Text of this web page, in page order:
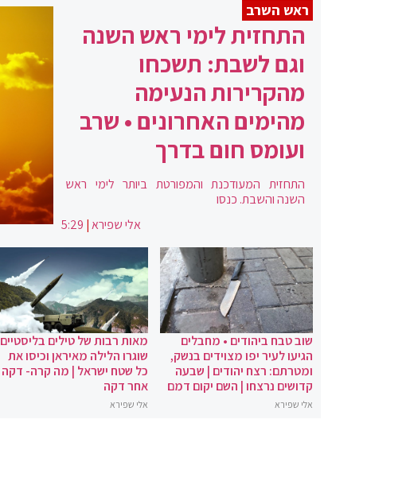
ראש השרב
התחזית לימי ראש השנה
וגם לשבת: תשכחו
מהקרירות הנעימה
מהימים האחרונים • שרב
ועומס חום בדרך
התחזית המעודכנת והמפורטת ביותר לימי ראש
השנה והשבת. כנסו
אלי שפירא|
5:29
שוב טבח ביהודים • מחבלים
הגיעו לעיר יפו מצוידים בנשק,
ומטרתם: רצח יהודים | שבעה
קדושים נרצחו | השם יקום דמם
אלי שפירא
מאות רבות של טילים בליסטיים
שוגרו הלילה מאיראן וכיסו את
כל שטח ישראל | מה קרה- דקה
אחר דקה
אלי שפירא